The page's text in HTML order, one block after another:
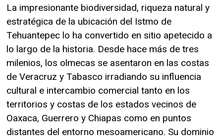
La impresionante biodiversidad, riqueza natural y
estratégica de la ubicación del Istmo de
Tehuantepec lo ha convertido en sitio apetecido a
lo largo de la historia. Desde hace más de tres
milenios, los olmecas se asentaron en las costas
de Veracruz y Tabasco irradiando su influencia
cultural e intercambio comercial tanto en los
territorios y costas de los estados vecinos de
Oaxaca, Guerrero y Chiapas como en puntos
distantes del entorno mesoamericano. Su dominio